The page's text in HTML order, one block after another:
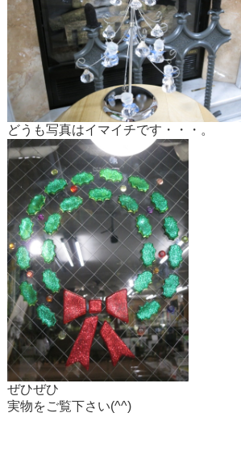
どうも写真はイマイチです・・・。
ぜひぜひ
実物をご覧下さい(^^)